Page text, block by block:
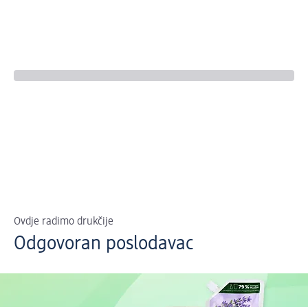
Ovdje radimo drukčije
Odgovoran poslodavac